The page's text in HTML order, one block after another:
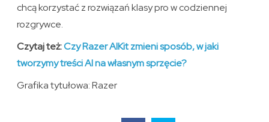
chcą korzystać z rozwiązań klasy pro w codziennej
rozgrywce.
Czytaj też:Czy Razer AIKit zmieni sposób, w jaki
tworzymy treści AI na własnym sprzęcie?
Grafika tytułowa: Razer